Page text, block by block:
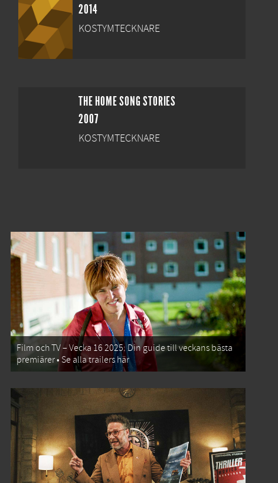
2014
KOSTYMTECKNARE
THE HOME SONG STORIES
2007
KOSTYMTECKNARE
Film och TV – Vecka 16 2025: Din guide till veckans bästa
premiärer • Se alla trailers här